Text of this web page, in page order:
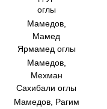
оглы
Мамедов,
Мамед
Ярмамед оглы
Мамедов,
Мехман
Сахибали оглы
Мамедов, Рагим